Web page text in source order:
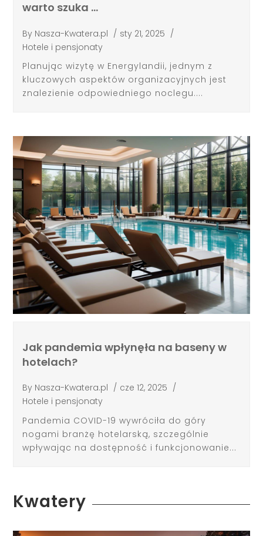
warto szuka …
By Nasza-Kwatera.pl / sty 21, 2025 /
Hotele i pensjonaty
Planując wizytę w Energylandii, jednym z
kluczowych aspektów organizacyjnych jest
znalezienie odpowiedniego noclegu....
Jak pandemia wpłynęła na baseny w
hotelach?
By Nasza-Kwatera.pl / cze 12, 2025 /
Hotele i pensjonaty
Pandemia COVID-19 wywróciła do góry
nogami branżę hotelarską, szczególnie
wpływając na dostępność i funkcjonowanie...
Kwatery